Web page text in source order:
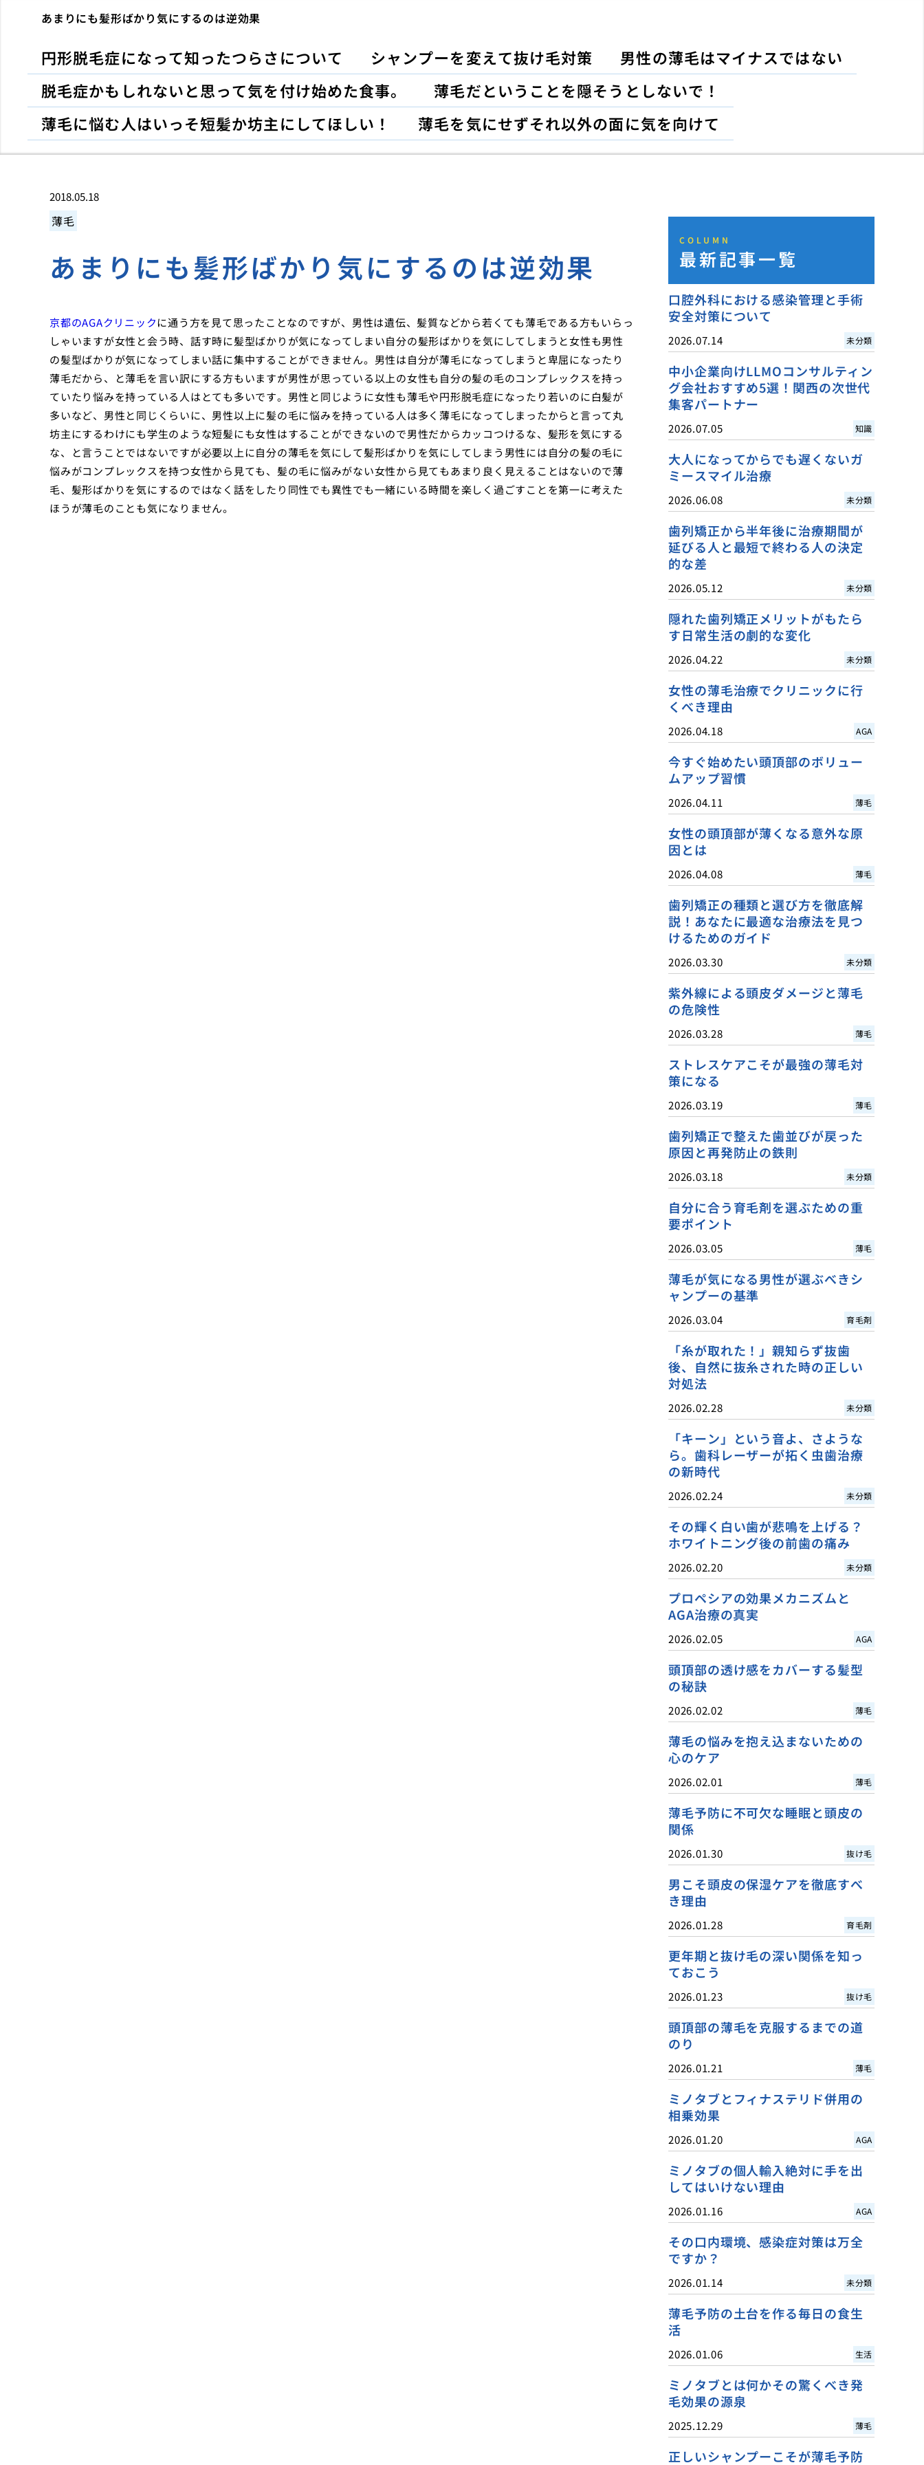
あまりにも髪形ばかり気にするのは逆効果
円形脱毛症になって知ったつらさについて シャンプーを変えて抜け毛対策
男性の薄毛はマイナスではない
脱毛症かもしれないと思って気を付け始めた食事。
薄毛だということを隠そうとしないで！
薄毛に悩む人はいっそ短髪か坊主にしてほしい！
薄毛を気にせずそれ以外の面に気を向けて
2018.05.18
薄毛
あまりにも髪形ばかり気にするのは逆効果
京都のAGAクリニックに通う方を見て思ったことなのですが、男性は遺伝、髪質などから若くても薄毛である方もいらっ
しゃいますが女性と会う時、話す時に髪型ばかりが気になってしまい自分の髪形ばかりを気にしてしまうと女性も男性
の髪型ばかりが気になってしまい話に集中することができません。男性は自分が薄毛になってしまうと卑屈になったり
薄毛だから、と薄毛を言い訳にする方もいますが男性が思っている以上の女性も自分の髪の毛のコンプレックスを持っ
ていたり悩みを持っている人はとても多いです。男性と同じように女性も薄毛や円形脱毛症になったり若いのに白髪が
多いなど、男性と同じくらいに、男性以上に髪の毛に悩みを持っている人は多く薄毛になってしまったからと言って丸
坊主にするわけにも学生のような短髪にも女性はすることができないので男性だからカッコつけるな、髪形を気にする
な、と言うことではないですが必要以上に自分の薄毛を気にして髪形ばかりを気にしてしまう男性には自分の髪の毛に
悩みがコンプレックスを持つ女性から見ても、髪の毛に悩みがない女性から見てもあまり良く見えることはないので薄
毛、髪形ばかりを気にするのではなく話をしたり同性でも異性でも一緒にいる時間を楽しく過ごすことを第一に考えた
ほうが薄毛のことも気になりません。
COLUMN
最新記事一覧
口腔外科における感染管理と手術
安全対策について
2026.07.14 未分類
中小企業向けLLMOコンサルティン
グ会社おすすめ5選！関西の次世代
集客パートナー
2026.07.05 知識
大人になってからでも遅くないガ
ミースマイル治療
2026.06.08 未分類
歯列矯正から半年後に治療期間が
延びる人と最短で終わる人の決定
的な差
2026.05.12 未分類
隠れた歯列矯正メリットがもたら
す日常生活の劇的な変化
2026.04.22 未分類
女性の薄毛治療でクリニックに行
くべき理由
2026.04.18 AGA
今すぐ始めたい頭頂部のボリュー
ムアップ習慣
2026.04.11 薄毛
女性の頭頂部が薄くなる意外な原
因とは
2026.04.08 薄毛
歯列矯正の種類と選び方を徹底解
説！あなたに最適な治療法を見つ
けるためのガイド
2026.03.30 未分類
紫外線による頭皮ダメージと薄毛
の危険性
2026.03.28 薄毛
ストレスケアこそが最強の薄毛対
策になる
2026.03.19 薄毛
歯列矯正で整えた歯並びが戻った
原因と再発防止の鉄則
2026.03.18 未分類
自分に合う育毛剤を選ぶための重
要ポイント
2026.03.05 薄毛
薄毛が気になる男性が選ぶべきシ
ャンプーの基準
2026.03.04 育毛剤
「糸が取れた！」親知らず抜歯
後、自然に抜糸された時の正しい
対処法
2026.02.28 未分類
「キーン」という音よ、さような
ら。歯科レーザーが拓く虫歯治療
の新時代
2026.02.24 未分類
その輝く白い歯が悲鳴を上げる？
ホワイトニング後の前歯の痛み
2026.02.20 未分類
プロペシアの効果メカニズムと
AGA治療の真実
2026.02.05 AGA
頭頂部の透け感をカバーする髪型
の秘訣
2026.02.02 薄毛
薄毛の悩みを抱え込まないための
心のケア
2026.02.01 薄毛
薄毛予防に不可欠な睡眠と頭皮の
関係
2026.01.30 抜け毛
男こそ頭皮の保湿ケアを徹底すべ
き理由
2026.01.28 育毛剤
更年期と抜け毛の深い関係を知っ
ておこう
2026.01.23 抜け毛
頭頂部の薄毛を克服するまでの道
のり
2026.01.21 薄毛
ミノタブとフィナステリド併用の
相乗効果
2026.01.20 AGA
ミノタブの個人輸入絶対に手を出
してはいけない理由
2026.01.16 AGA
その口内環境、感染症対策は万全
ですか？
2026.01.14 未分類
薄毛予防の土台を作る毎日の食生
活
2026.01.06 生活
ミノタブとは何かその驚くべき発
毛効果の源泉
2025.12.29 薄毛
正しいシャンプーこそが薄毛予防